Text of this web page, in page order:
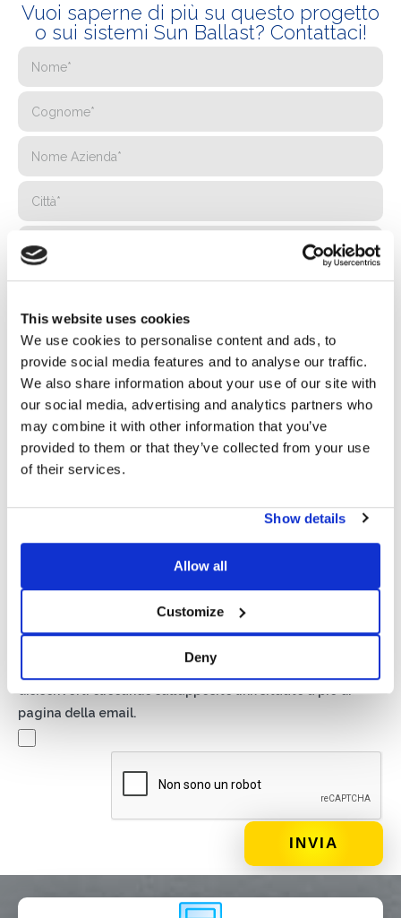
This website uses cookies
We use cookies to personalise content and ads, to
provide social media features and to analyse our traffic.
We also share information about your use of our site with
our social media, advertising and analytics partners who
may combine it with other information that you’ve
provided to them or that they’ve collected from your use
of their services.
Show details
Allow all
Customize
Deny
Vuoi saperne di più su questo progetto
o sui sistemi Sun Ballast? Contattaci!
Privacy*
Spuntando questa casella accetti di ricevere materiale
mediante l’invio di newsletter. In qualsiasi momento potrai
disiscriverti cliccando sull’apposito link situato a piè di
pagina della email.
Installatore